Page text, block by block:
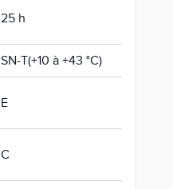
25 h
SN-T(+10 à +43 °C)
E
C